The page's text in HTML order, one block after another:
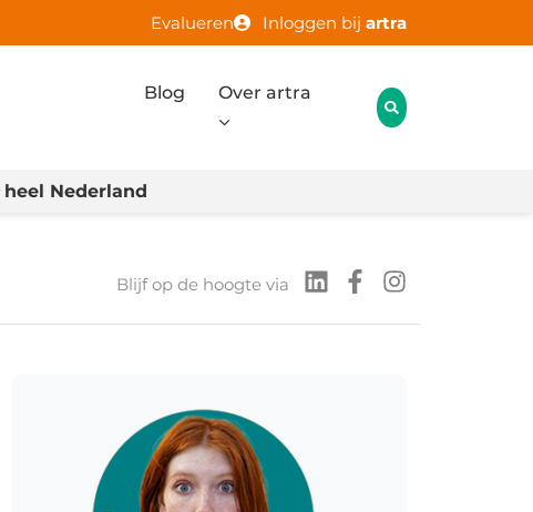
Evalueren Inloggen bij artra
Blog Over artra
heel Nederland
Blijf op de hoogte via